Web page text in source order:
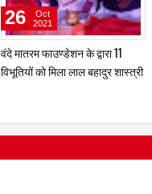
बीइएफए शो का आयोजन पटना में,
शामिल होंगे बॉलीवुड स्टार
14
Nov
2021